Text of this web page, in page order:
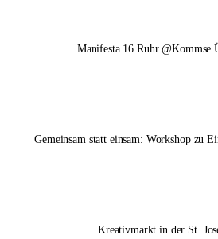
Manifesta 16 Ruhr@Kommse
Gemeinsam statt einsam: Workshop zu
Kreativmarkt in der St.